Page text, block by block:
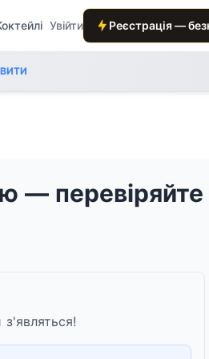
Увійти Реєстрація —
перевіряйте